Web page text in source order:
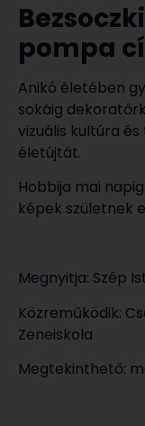
pompa
Anikó életében
sokáig
vizuális kultúra
életújtát.
Hobbija mai
képek születnek
Megnyitja: Szép
Közreműködik:
Zeneiskola
Megtekinthető: